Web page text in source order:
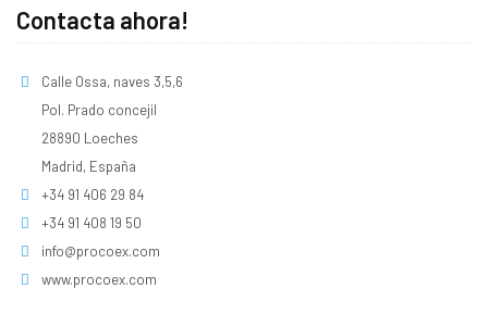
Contacta ahora!
Calle Ossa, naves 3,5,6
Pol. Prado concejil
28890 Loeches
Madrid, España
+34 91 406 29 84
+34 91 408 19 50
info@procoex.com
www.procoex.com